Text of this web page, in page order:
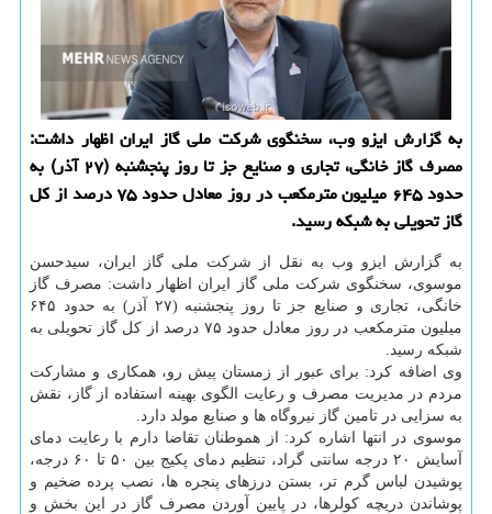
به گزارش ایزو وب، سخنگوی شرکت ملی گاز ایران اظهار داشت:
مصرف گاز خانگی، تجاری و صنایع جز تا روز پنجشنبه (۲۷ آذر) به
حدود ۶۴۵ میلیون مترمکعب در روز معادل حدود ۷۵ درصد از کل
گاز تحویلی به شبکه رسید.
به گزارش ایزو وب به نقل از شرکت ملی گاز ایران، سیدحسن
موسوی، سخنگوی شرکت ملی گاز ایران اظهار داشت: مصرف گاز
خانگی، تجاری و صنایع جز تا روز پنجشنبه (۲۷ آذر) به حدود ۶۴۵
میلیون مترمکعب در روز معادل حدود ۷۵ درصد از کل گاز تحویلی به
شبکه رسید.
وی اضافه کرد: برای عبور از زمستان پیش رو، همکاری و مشارکت
مردم در مدیریت مصرف و رعایت الگوی بهینه استفاده از گاز، نقش
به سزایی در تامین گاز نیروگاه ها و صنایع مولد دارد.
موسوی در انتها اشاره کرد: از هموطنان تقاضا دارم با رعایت دمای
آسایش ۲۰ درجه سانتی گراد، تنظیم دمای پکیج بین ۵۰ تا ۶۰ درجه،
پوشیدن لباس گرم تر، بستن درزهای پنجره ها، نصب پرده ضخیم و
پوشاندن دریچه کولرها، در پایین آوردن مصرف گاز در این بخش و